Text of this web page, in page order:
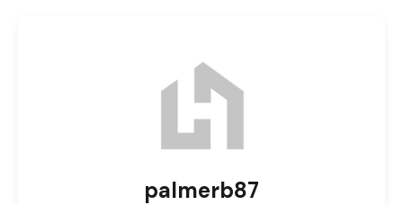
palmerb87